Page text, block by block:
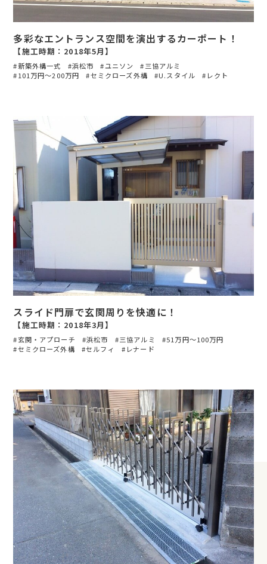
多彩なエントランス空間を演出するカーポート！
【施工時期：2018年5月】
新築外構一式 浜松市 ユニソン
三協アルミ
101万円〜200万円
セミクローズ外構 U.スタイル レクト
スライド門扉で玄関周りを快適に！
【施工時期：2018年3月】
玄関・アプローチ 浜松市 三協アルミ
51万円〜100万円
セミクローズ外構
セルフィ レナード